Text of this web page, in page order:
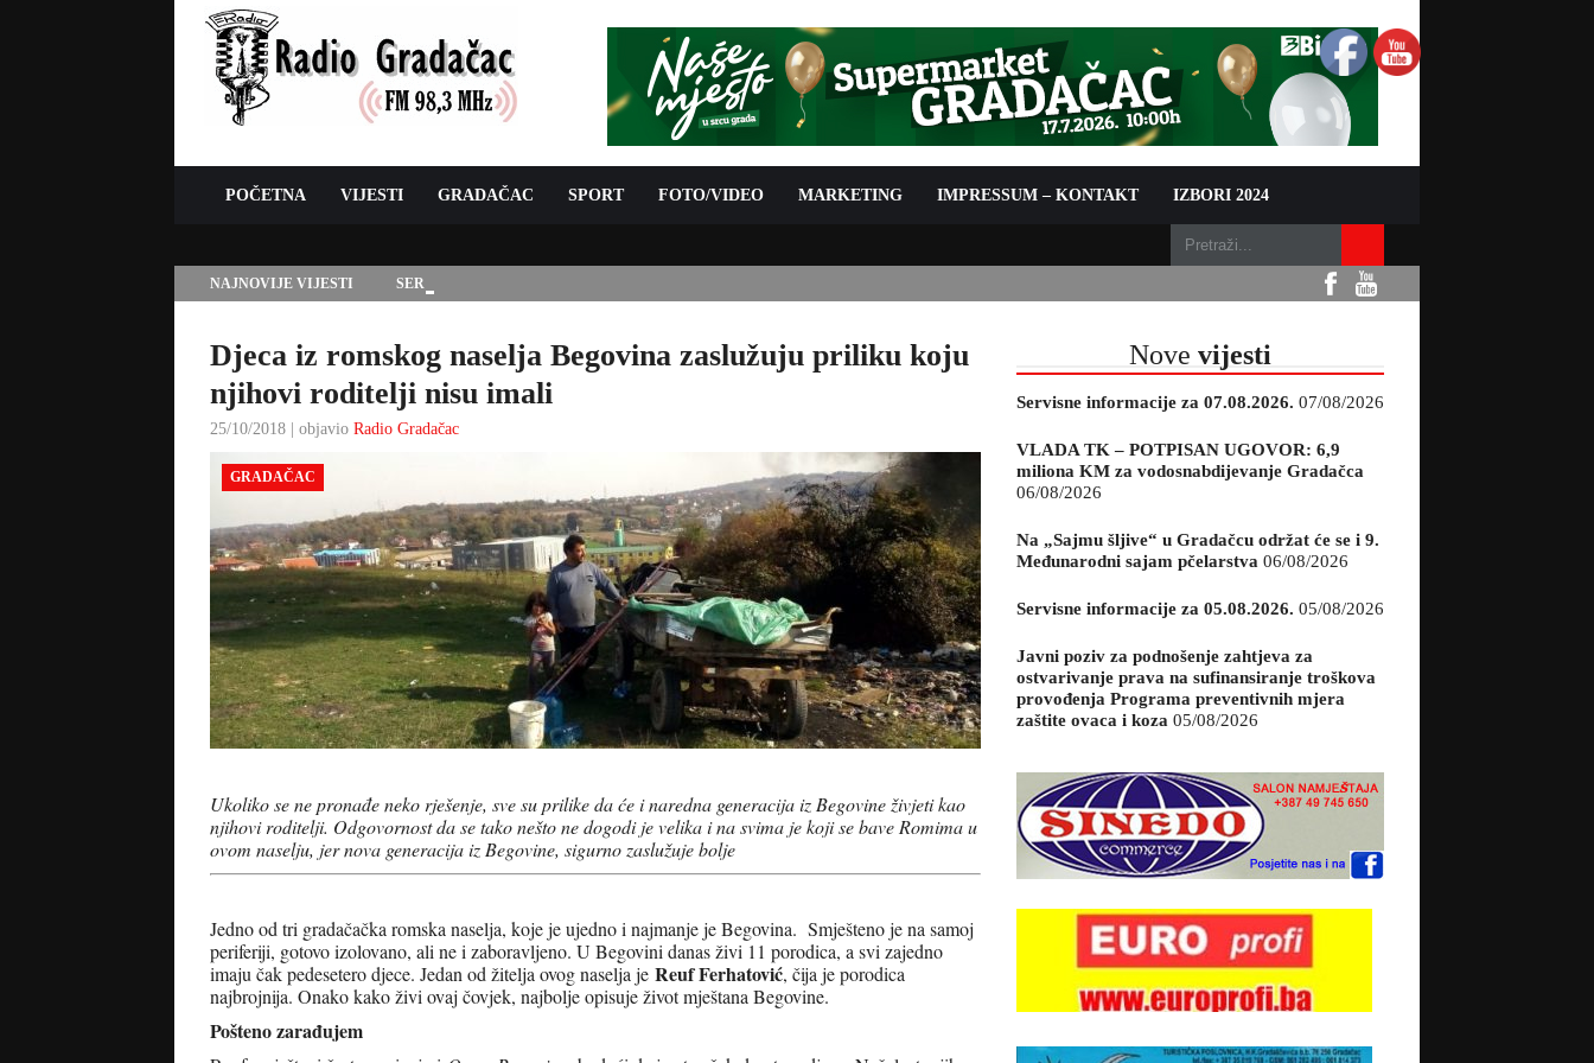
POČETNA VIJESTI GRADAČAC SPORT FOTO/VIDEO MARKETING IMPRESSUM – KONTAKT IZBORI 2024
NAJNOVIJE VIJESTI SERVISNE INFORMACIJE ZA 07.08.2026.
Djeca iz romskog naselja Begovina zaslužuju priliku koju
njihovi roditelji nisu imali
25/10/2018 | objavio Radio Gradačac
GRADAČAC
Ukoliko se ne pronađe neko rješenje, sve su prilike da će i naredna generacija iz Begovine živjeti kao
njihovi roditelji. Odgovornost da se tako nešto ne dogodi je velika i na svima je koji se bave Romima u
ovom naselju, jer nova generacija iz Begovine, sigurno zaslužuje bolje
Jedno od tri gradačačka romska naselja, koje je ujedno i najmanje je Begovina. Smješteno je na samoj
periferiji, gotovo izolovano, ali ne i zaboravljeno. U Begovini danas živi 11 porodica, a svi zajedno
imaju čak pedesetero djece. Jedan od žitelja ovog naselja je Reuf Ferhatović, čija je porodica
najbrojnija. Onako kako živi ovaj čovjek, najbolje opisuje život mještana Begovine.
Pošteno zarađujem
Nove vijesti
Servisne informacije za 07.08.2026. 07/08/2026
VLADA TK – POTPISAN UGOVOR: 6,9
miliona KM za vodosnabdijevanje Gradačca
06/08/2026
Na „Sajmu šljive“ u Gradačcu održat će se i 9.
Međunarodni sajam pčelarstva 06/08/2026
Servisne informacije za 05.08.2026. 05/08/2026
Javni poziv za podnošenje zahtjeva za
ostvarivanje prava na sufinansiranje troškova
provođenja Programa preventivnih mjera
zaštite ovaca i koza 05/08/2026